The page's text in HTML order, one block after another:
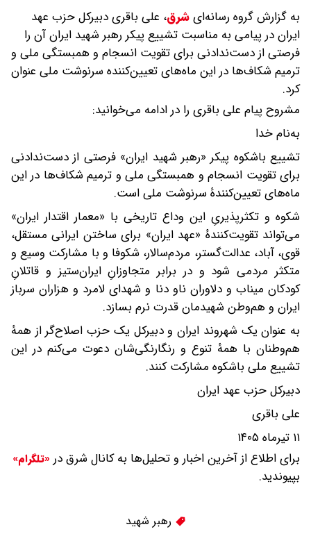
به گزارش گروه رسانه‌ایشرق، علی باقری دبیرکل حزب عهد
ایران در پیامی به مناسبت تشییع پیکر رهبر شهید ایران آن را
فرصتی از دست‌ندادنی برای تقویت انسجام و همبستگی ملی و
ترمیم شکاف‌ها در این ماه‌های تعیین‌کننده سرنوشت ملی عنوان
کرد.
مشروح پیام علی باقری را در ادامه می‌خوانید:
به‌نام خدا
تشییع باشکوه پیکر «رهبر شهید ایران» فرصتی از دست‌ندادنی
برای تقویت انسجام و همبستگی ملی و ترمیم شکاف‌ها در این
ماه‌های تعیین‌کنندهٔ سرنوشت ملی است.
شکوه و تکثرپذیریِ این وداع تاریخی با «معمار اقتدار ایران»
می‌تواند تقویت‌کنندهٔ «عهد ایران» برای ساختن ایرانی مستقل،
قوی، آباد، عدالت‌گستر، مردم‌سالار، شکوفا و با مشارکت وسیع و
متکثر مردمی شود و در برابر متجاوزانِ ایران‌ستیز و قاتلانِ
کودکان میناب و دلاوران ناو دنا و شهدای لامرد و هزاران سرباز
ایران و هم‌وطن شهیدمان قدرت نرم بسازد.
به عنوان یک شهروند ایران و دبیرکل یک حزب اصلاح‌گر از همهٔ
هم‌وطنان با همهٔ تنوع و رنگارنگی‌شان دعوت می‌کنم در این
تشییع ملی باشکوه مشارکت کنند.
دبیرکل حزب عهد ایران
علی باقری
۱۱ تیرماه ۱۴۰۵
برای اطلاع از آخرین اخبار و تحلیل‌ها به کانال شرق در «تلگرام»
بپیوندید.
رهبر شهید